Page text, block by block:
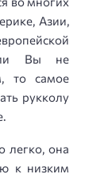
Азии,
Вы не
то самое
рукколу
легко, она
к низким